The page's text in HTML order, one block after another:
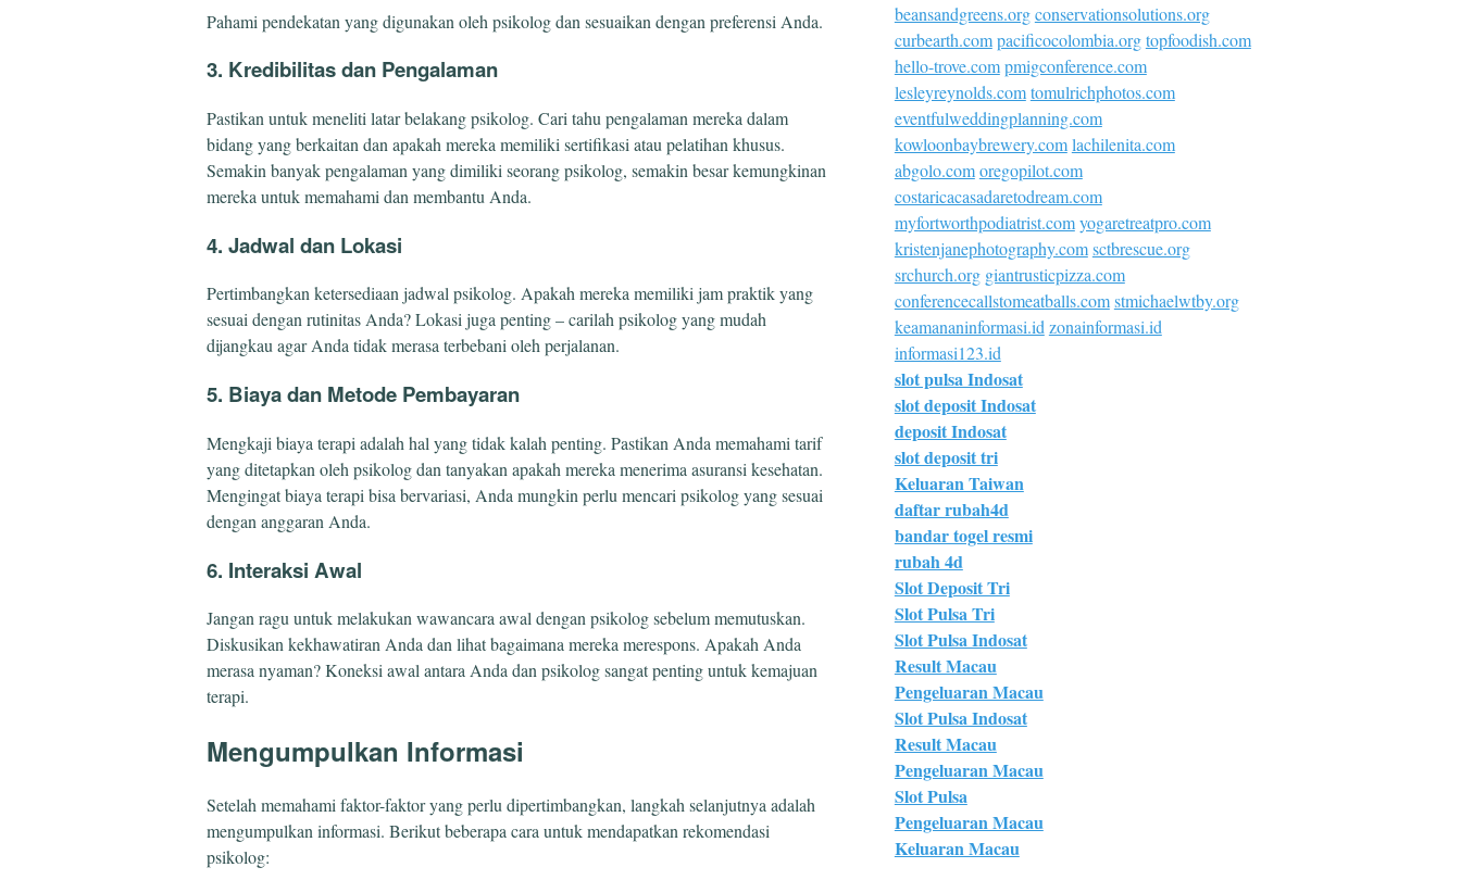
Pahami pendekatan yang digunakan oleh psikolog dan sesuaikan dengan preferensi Anda.
3. Kredibilitas dan Pengalaman
Pastikan untuk meneliti latar belakang psikolog. Cari tahu pengalaman mereka dalam
bidang yang berkaitan dan apakah mereka memiliki sertifikasi atau pelatihan khusus.
Semakin banyak pengalaman yang dimiliki seorang psikolog, semakin besar kemungkinan
mereka untuk memahami dan membantu Anda.
4. Jadwal dan Lokasi
Pertimbangkan ketersediaan jadwal psikolog. Apakah mereka memiliki jam praktik yang
sesuai dengan rutinitas Anda? Lokasi juga penting – carilah psikolog yang mudah
dijangkau agar Anda tidak merasa terbebani oleh perjalanan.
5. Biaya dan Metode Pembayaran
Mengkaji biaya terapi adalah hal yang tidak kalah penting. Pastikan Anda memahami tarif
yang ditetapkan oleh psikolog dan tanyakan apakah mereka menerima asuransi kesehatan.
Mengingat biaya terapi bisa bervariasi, Anda mungkin perlu mencari psikolog yang sesuai
dengan anggaran Anda.
6. Interaksi Awal
Jangan ragu untuk melakukan wawancara awal dengan psikolog sebelum memutuskan.
Diskusikan kekhawatiran Anda dan lihat bagaimana mereka merespons. Apakah Anda
merasa nyaman? Koneksi awal antara Anda dan psikolog sangat penting untuk kemajuan
terapi.
Mengumpulkan Informasi
Setelah memahami faktor-faktor yang perlu dipertimbangkan, langkah selanjutnya adalah
mengumpulkan informasi. Berikut beberapa cara untuk mendapatkan rekomendasi
psikolog:
beansandgreens.orgconservationsolutions.org
curbearth.compacificocolombia.orgtopfoodish.com
hello-trove.compmigconference.com
lesleyreynolds.comtomulrichphotos.com
eventfulweddingplanning.com
kowloonbaybrewery.comlachilenita.com
abgolo.comoregopilot.com
costaricacasadaretodream.com
myfortworthpodiatrist.comyogaretreatpro.com
kristenjanephotography.comsctbrescue.org
srchurch.org giantrusticpizza.com
conferencecallstomeatballs.comstmichaelwtby.org
keamananinformasi.id zonainformasi.id
informasi123.id
slot pulsa Indosat
slot deposit Indosat
deposit Indosat
slot deposit tri
Keluaran Taiwan
daftar rubah4d
bandar togel resmi
rubah 4d
Slot Deposit Tri
Slot Pulsa Tri
Slot Pulsa Indosat
Result Macau
Pengeluaran Macau
Slot Pulsa Indosat
Result Macau
Pengeluaran Macau
Slot Pulsa
Pengeluaran Macau
Keluaran Macau